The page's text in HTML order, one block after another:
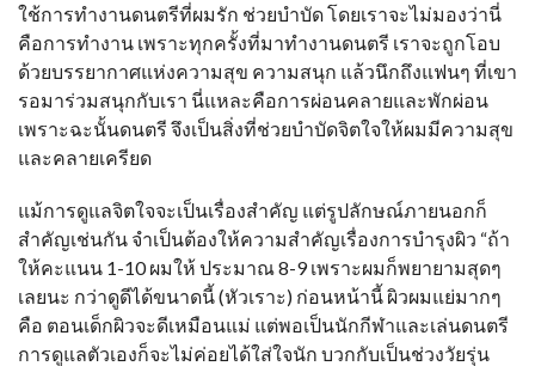
ใช้การทำงานดนตรีที่ผมรัก ช่วยบำบัด โดยเราจะไม่มองว่านี่
คือการทำงาน เพราะทุกครั้งที่มาทำงานดนตรี เราจะถูกโอบ
ด้วยบรรยากาศแห่งความสุข ความสนุก แล้วนึกถึงแฟนๆ ที่เขา
รอมาร่วมสนุกกับเรา นี่แหละคือการผ่อนคลายและพักผ่อน
เพราะฉะนั้นดนตรี จึงเป็นสิ่งที่ช่วยบำบัดจิตใจให้ผมมีความสุข
และคลายเครียด
แม้การดูแลจิตใจจะเป็นเรื่องสำคัญ แต่รูปลักษณ์ภายนอกก็
สำคัญเช่นกัน จำเป็นต้องให้ความสำคัญเรื่องการบำรุงผิว “ถ้า
ให้คะแนน 1-10 ผมให้ ประมาณ 8-9 เพราะผมก็พยายามสุดๆ
เลยนะ กว่าดูดีได้ขนาดนี้ (หัวเราะ) ก่อนหน้านี้ ผิวผมแย่มากๆ
คือ ตอนเด็กผิวจะดีเหมือนแม่ แต่พอเป็นนักกีฬาและเล่นดนตรี
การดูแลตัวเองก็จะไม่ค่อยได้ใส่ใจนัก บวกกับเป็นช่วงวัยรุ่น